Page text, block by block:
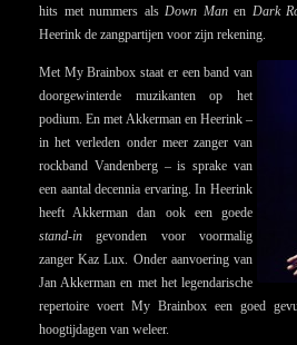
hits met nummers alsDown Manen Dark
Heerink de zangpartijen voor zijn rekening.
Met My Brainbox staat er een band van
doorgewinterde muzikanten op het
podium. En met Akkerman en Heerink –
in het verleden onder meer zanger van
rockband Vandenberg – is sprake van
een aantal decennia ervaring. In Heerink
heeft Akkerman dan ook een goede
stand-in gevonden voor voormalig
zanger Kaz Lux. Onder aanvoering van
Jan Akkerman en met het legendarische
repertoire voert My Brainbox een goed
hoogtijdagen van weleer.